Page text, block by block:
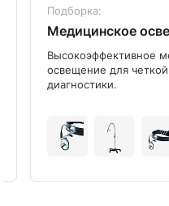
Подборка:
Медицинское
Высокоэффективное
освещение для
диагностики.